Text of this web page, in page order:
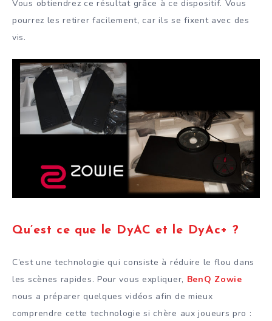
Vous obtiendrez ce résultat grâce à ce dispositif. Vous
pourrez les retirer facilement, car ils se fixent avec des
vis.
Qu’est ce que le DyAC et le DyAc+ ?
C’est une technologie qui consiste à réduire le flou dans
les scènes rapides. Pour vous expliquer, BenQ Zowie
nous a préparer quelques vidéos afin de mieux
comprendre cette technologie si chère aux joueurs pro :